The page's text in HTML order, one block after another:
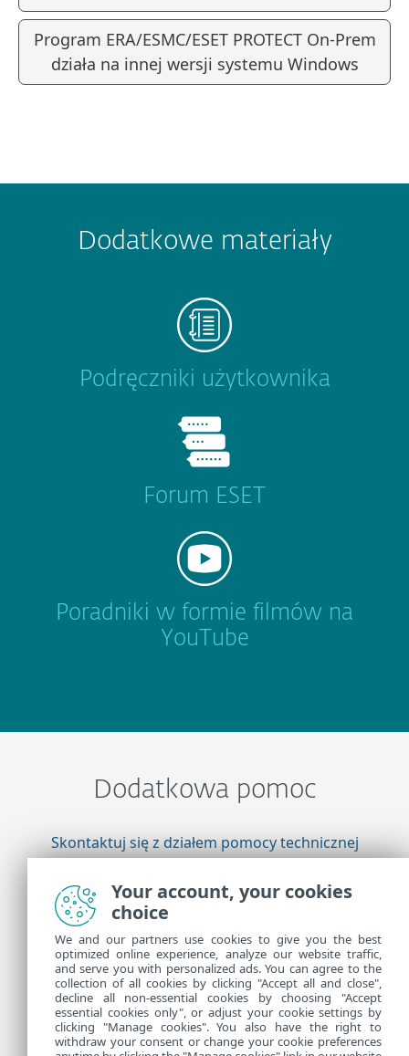
Program ERA/ESMC/ESET PROTECT On-Prem
działa na innej wersji systemu Windows
Dodatkowe materiały
Podręczniki użytkownika
Forum ESET
Poradniki w formie filmów na
YouTube
Dodatkowa pomoc
Skontaktuj się z działem pomocy technicznej
firmy ESET
Więcej informacji
Pomoc techniczna — wiadomości
Porady dla klientów
Your account, your cookies
choice
We and our partners use cookies to give you the best
optimized online experience, analyze our website traffic,
and serve you with personalized ads. You can agree to the
collection of all cookies by clicking "Accept all and close",
decline all non-essential cookies by choosing "Accept
essential cookies only", or adjust your cookie settings by
clicking "Manage cookies". You also have the right to
withdraw your consent or change your cookie preferences